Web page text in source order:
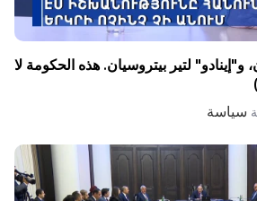
لتير بيتروسيان. هذه الحكومة لا
سياسة